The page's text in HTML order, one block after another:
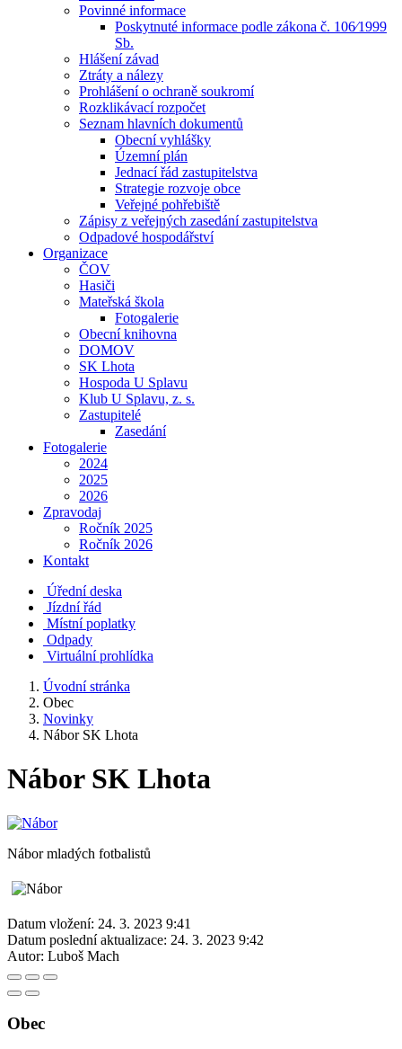
Povinné informace
Poskytnuté informace podle zákona č. 106⁄1999
Sb.
Hlášení závad
Ztráty a nálezy
Prohlášení o ochraně soukromí
Rozklikávací rozpočet
Seznam hlavních dokumentů
Obecní vyhlášky
Územní plán
Jednací řád zastupitelstva
Strategie rozvoje obce
Veřejné pohřebiště
Zápisy z veřejných zasedání zastupitelstva
Odpadové hospodářství
Organizace
ČOV
Hasiči
Mateřská škola
Fotogalerie
Obecní knihovna
DOMOV
SK Lhota
Hospoda U Splavu
Klub U Splavu, z. s.
Zastupitelé
Zasedání
Fotogalerie
2024
2025
2026
Zpravodaj
Ročník 2025
Ročník 2026
Kontakt
Úřední deska
Jízdní řád
Místní poplatky
Odpady
Virtuální prohlídka
Úvodní stránka
Obec
Novinky
Nábor SK Lhota
Nábor SK Lhota
Nábor mladých fotbalistů
Datum vložení: 24. 3. 2023 9:41
Datum poslední aktualizace: 24. 3. 2023 9:42
Autor: Luboš Mach
Obec